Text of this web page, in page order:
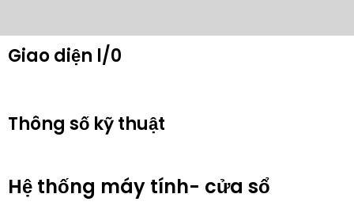
Giao diện l/0
Thông số kỹ thuật
Hệ thống máy tính- cửa sổ